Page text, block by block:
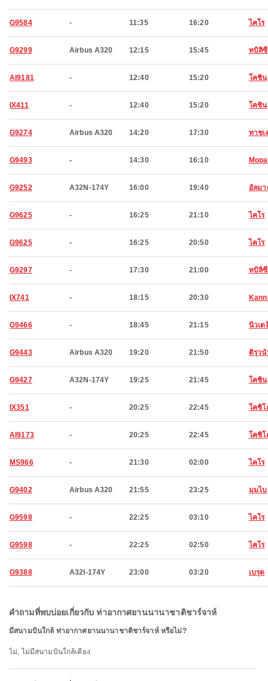
G9584 - 11:35 16:20 ไคโร
G9299 Airbus A320 12:15 15:45 ทบิลิซี
AI9181 - 12:40 15:20 โคชิน
IX411 - 12:40 15:20 โคชิน
G9274 Airbus A320 14:20 17:30 ทาช
G9493 - 14:30 16:10 Mopa
G9252 A32N-174Y 16:00 19:40 อัลม
G9625 - 16:25 21:10 ไคโร
G9625 - 16:25 20:50 ไคโร
G9297 - 17:30 21:00 ทบิลิซี
IX741 - 18:15 20:30
G9466 - 18:45 21:15 นิวเด
G9443 Airbus A320 19:20 21:50 ติรุว
G9427 A32N-174Y 19:25 21:45 โคชิน
IX351 - 20:25 22:45 โคชิ
AI9173 - 20:25 22:45 โคชิ
MS966 - 21:30 02:00 ไคโร
G9402 Airbus A320 21:55 23:25 มุมไบ
G9598 - 22:25 03:10 ไคโร
G9598 - 22:25 02:50 ไคโร
G9388 A32I-174Y 23:00 03:20 เบรุต
คำถามที่พบบ่อยเกี่ยวกับ ท่าอากาศยานนานาชาติชาร์จาห์
มีสนามบินใกล้ ท่าอากาศยานนานาชาติชาร์จาห์ หรือไม่?
ไม่, ไม่มีสนามบินใกล้เคียง